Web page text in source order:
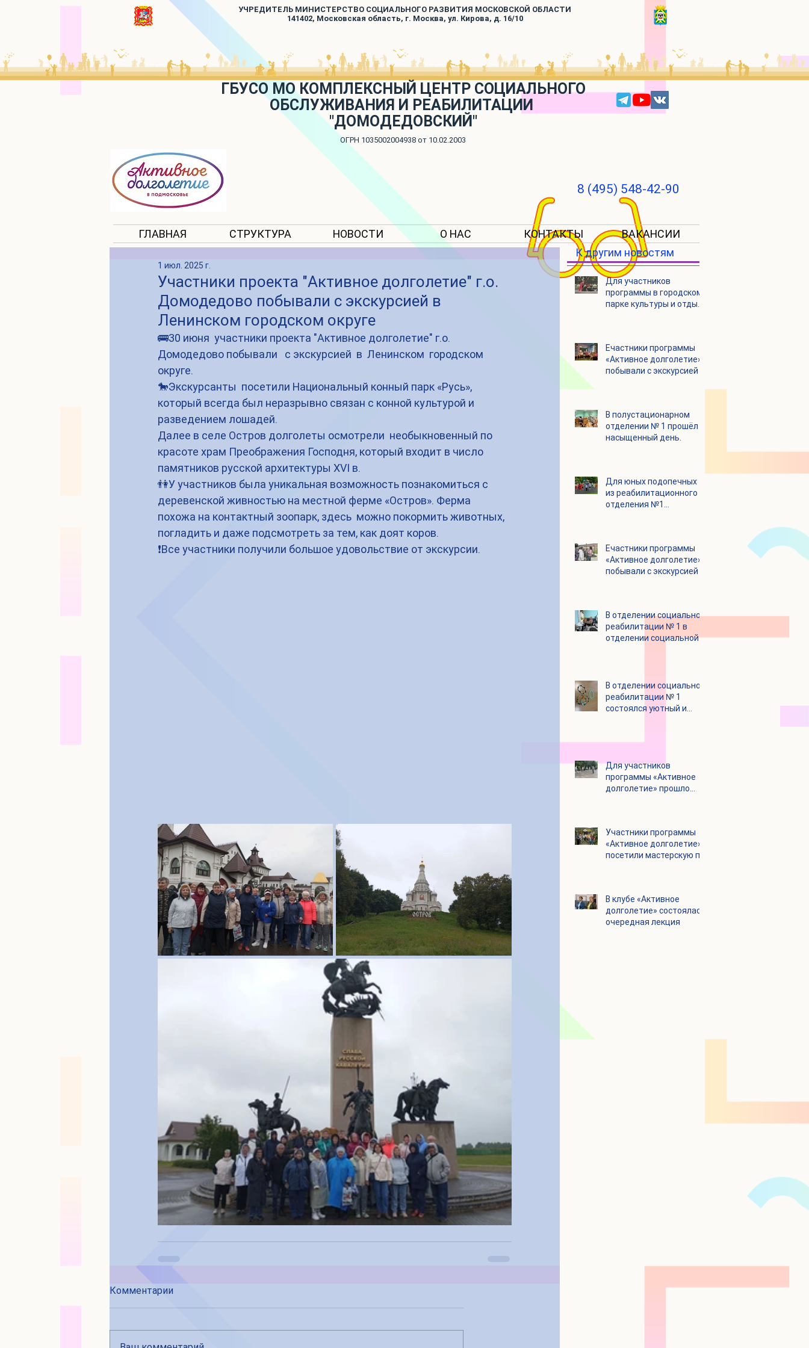
УЧРЕДИТЕЛЬ МИНИСТЕРСТВО СОЦИАЛЬНОГО РАЗВИТИЯ МОСКОВСКОЙ ОБЛАСТИ
141402, Московская область, г. Москва, ул. Кирова, д. 16/10
ГБУСО МО КОМПЛЕКСНЫЙ ЦЕНТР СОЦИАЛЬНОГО
ОБСЛУЖИВАНИЯ И РЕАБИЛИТАЦИИ
"ДОМОДЕДОВСКИЙ"
ОГРН 1035002004938 от 10.02.2003
8 (495) 548-42-90
ГЛАВНАЯ СТРУКТУРА НОВОСТИ О НАС КОНТАКТЫ ВАКАНСИИ
Участники проекта "Активное долголетие" г.о.
Домодедово побывали с экскурсией в
Ленинском городском округе
1 июл. 2025 г.
🚌30 июня  участники проекта "Активное долголетие" г.о.
Домодедово побывали   с экскурсией  в  Ленинском  городском
округе.
🐎Экскурсанты  посетили Национальный конный парк «Русь»,
который всегда был неразрывно связан с конной культурой и
разведением лошадей.
Далее в селе Остров долголеты осмотрели  необыкновенный по
красоте храм Преображения Господня, который входит в число
памятников русской архитектуры ХVI в.
👫У участников была уникальная возможность познакомиться с
деревенской живностью на местной ферме «Остров». Ферма
похожа на контактный зоопарк, здесь  можно покормить животных,
погладить и даже подсмотреть за тем, как доят коров.
❗️Все участники получили большое удовольствие от экскурсии.
Комментарии
К другим новостям
Для участников
программы в городском
парке культуры и отдыха
Eчастники программы
«Активное долголетие»
побывали с экскурсией в
В полустационарном
отделении № 1 прошёл
насыщенный день.
Для юных подопечных
из реабилитационного
отделения №1
Eчастники программы
«Активное долголетие»
побывали с экскурсией в
В отделении социальной
реабилитации № 1 в
отделении социальной
В отделении социальной
реабилитации № 1
состоялся уютный и
Для участников
программы «Активное
долголетие» прошло
Участники программы
«Активное долголетие»
посетили мастерскую по
В клубе «Активное
долголетие» состоялась
очередная лекция